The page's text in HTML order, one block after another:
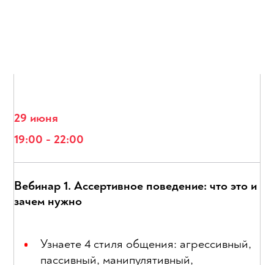
29 июня
19:00 - 22:00
Вебинар 1. Ассертивное поведение: что это и
зачем нужно
Узнаете 4 стиля общения: агрессивный,
пассивный, манипулятивный,